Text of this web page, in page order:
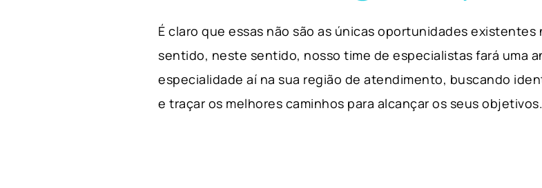
É claro que essas não são as únicas oportunidades existentes
sentido, neste sentido, nosso time de especialistas fará uma
especialidade aí na sua região de atendimento, buscando
e traçar os melhores caminhos para alcançar os seus objetivos.